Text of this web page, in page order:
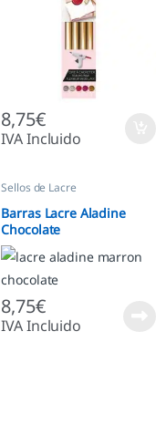
8,75€
IVA Incluido
Sellos de Lacre
Barras Lacre Aladine
Chocolate
8,75€
IVA Incluido